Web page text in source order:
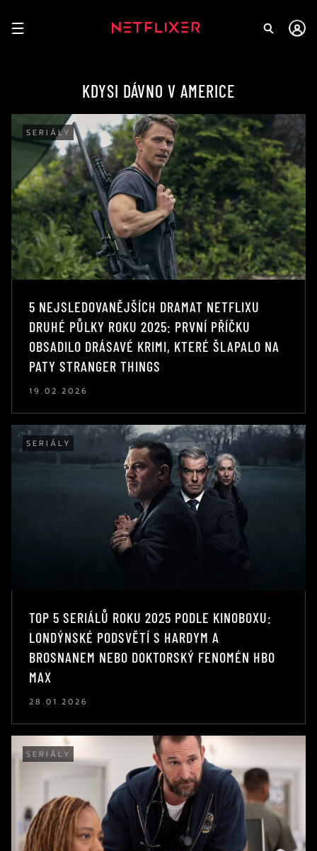
KDYSI DÁVNO V AMERICE
SERIÁLY
5 NEJSLEDOVANĚJŠÍCH DRAMAT NETFLIXU
DRUHÉ PŮLKY ROKU 2025: PRVNÍ PŘÍČKU
OBSADILO DRÁSAVÉ KRIMI, KTERÉ ŠLAPALO NA
PATY STRANGER THINGS
19.02.2026
SERIÁLY
TOP 5 SERIÁLŮ ROKU 2025 PODLE KINOBOXU:
LONDÝNSKÉ PODSVĚTÍ S HARDYM A
BROSNANEM NEBO DOKTORSKÝ FENOMÉN HBO
MAX
28.01.2026
SERIÁLY